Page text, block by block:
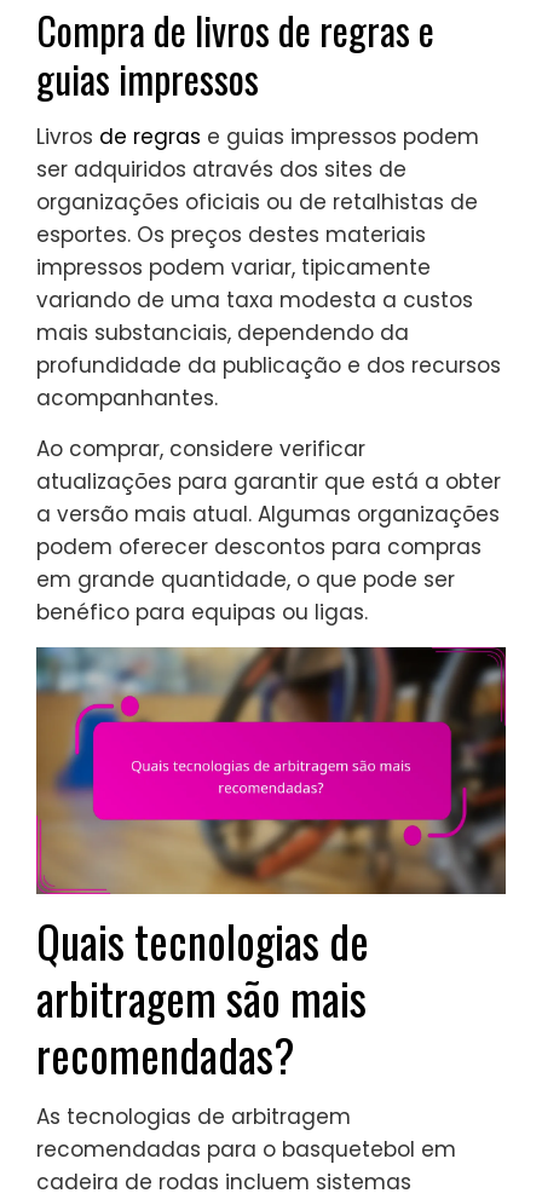
Compra de livros de regras e
guias impressos
Livros de regras e guias impressos podem
ser adquiridos através dos sites de
organizações oficiais ou de retalhistas de
esportes. Os preços destes materiais
impressos podem variar, tipicamente
variando de uma taxa modesta a custos
mais substanciais, dependendo da
profundidade da publicação e dos recursos
acompanhantes.
Ao comprar, considere verificar
atualizações para garantir que está a obter
a versão mais atual. Algumas organizações
podem oferecer descontos para compras
em grande quantidade, o que pode ser
benéfico para equipas ou ligas.
Quais tecnologias de
arbitragem são mais
recomendadas?
As tecnologias de arbitragem
recomendadas para o basquetebol em
cadeira de rodas incluem sistemas